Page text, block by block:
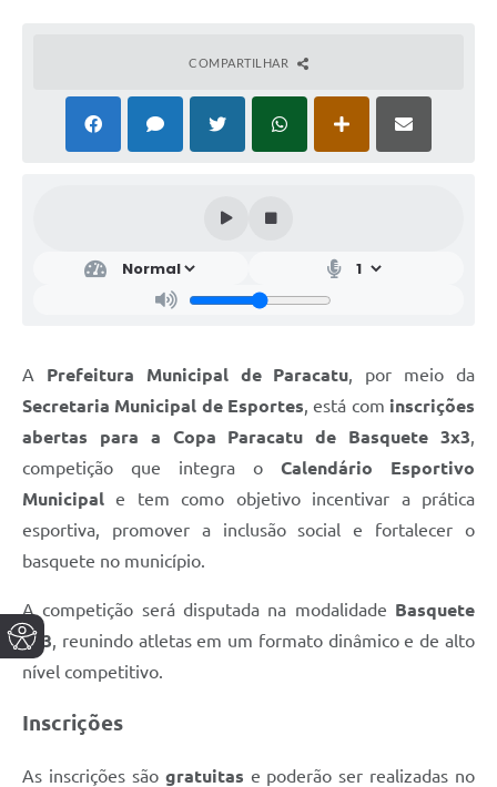
COMPARTILHAR
A Prefeitura Municipal de Paracatu, por meio da
Secretaria Municipal de Esportes, está com inscrições
abertas para a Copa Paracatu de Basquete 3x3,
competição que integra o Calendário Esportivo
Municipal e tem como objetivo incentivar a prática
esportiva, promover a inclusão social e fortalecer o
basquete no município.
A competição será disputada na modalidade Basquete
3x3, reunindo atletas em um formato dinâmico e de alto
nível competitivo.
Inscrições
As inscrições são gratuitas e poderão ser realizadas no